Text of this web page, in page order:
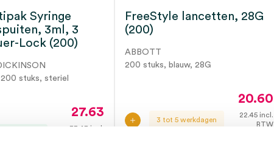
Syringe
3ml, 3
Lock (200)
stuks, steriel
27.63
33.43 incl.
FreeStyle lancetten, 28G
(200)
ABBOTT
200 stuks, blauw, 28G
3 tot 5 werkdagen
20.60
22.45 incl.
BTW